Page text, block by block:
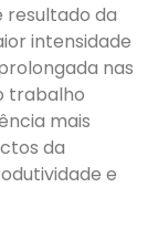
resultado da
intensidade
nas
trabalho
mais
da
e